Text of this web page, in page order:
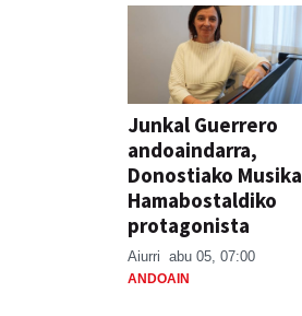
Junkal Guerrero
andoaindarra,
Donostiako Musika
Hamabostaldiko
protagonista
Aiurri abu 05, 07:00
ANDOAIN